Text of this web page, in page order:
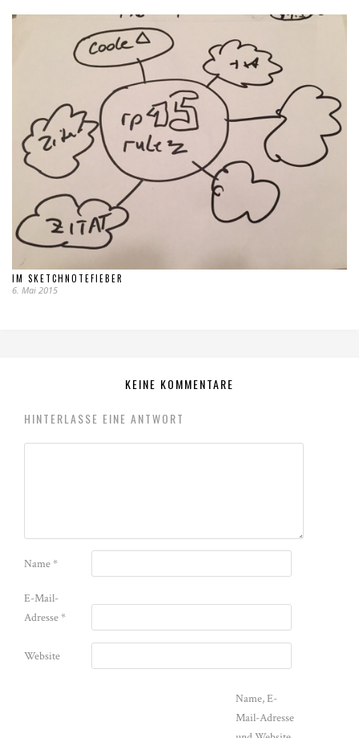
IM SKETCHNOTEFIEBER
6. Mai 2015
KEINE KOMMENTARE
HINTERLASSE EINE ANTWORT
Name*
E-Mail-
Adresse*
Website
Name, E-
Mail-Adresse